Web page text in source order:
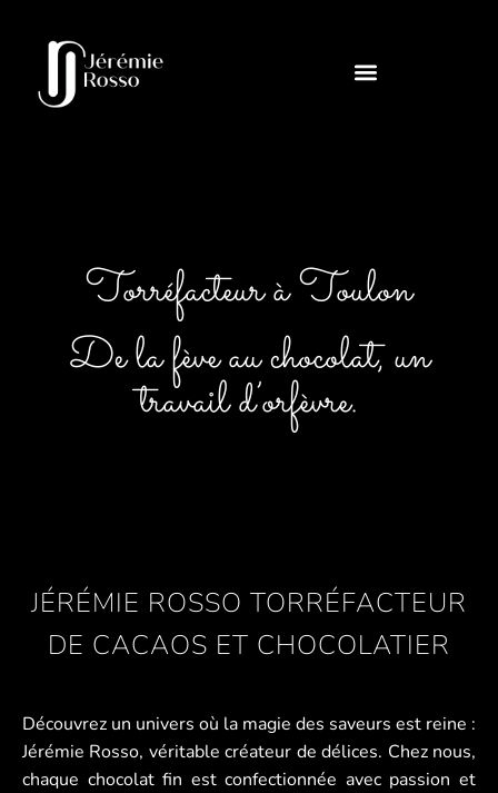
Torréfacteur à Toulon
De la fève au chocolat, un
travail d’orfèvre.
JÉRÉMIE ROSSO TORRÉFACTEUR
DE CACAOS ET CHOCOLATIER
Découvrez un univers où la magie des saveurs est reine :
Jérémie Rosso, véritable créateur de délices. Chez nous,
chaque chocolat fin est confectionnée avec passion et